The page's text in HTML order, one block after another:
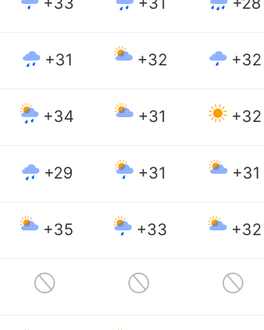
+31 +32 +32
+34 +31 +32
+29 +31 +31
+35 +33 +32